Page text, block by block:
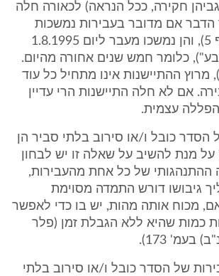
חקירה, ככל הנראה) לכאורה חלה
הדבר אם מדובר בעבירות נמשכות
(ראו לעיל, בסעיף 5), והן נמשכו מעבר ליום 1.8.1995
כלומר חמש שנים אחורה מהיום.
מרוץ ההתיישנות אינו מתחיל כל עוד
אם לא חלה התיישנות הרי עדיין
עצמית.
כובל ו/או סירוב בלתי סביר הן
על מנת להשיב על שאלה זו יש לבחון
ההתנהגותי של כל אחת מהעבירות,
גיבושו דורש התמדה מסוימת
מכוח אותה מהות, יש בו כדי לאפשר
כמות שהיא ללא הגבלת זמן (פלר
בעמ' 173).
של הסדר כובל ו/או סירוב בלתי